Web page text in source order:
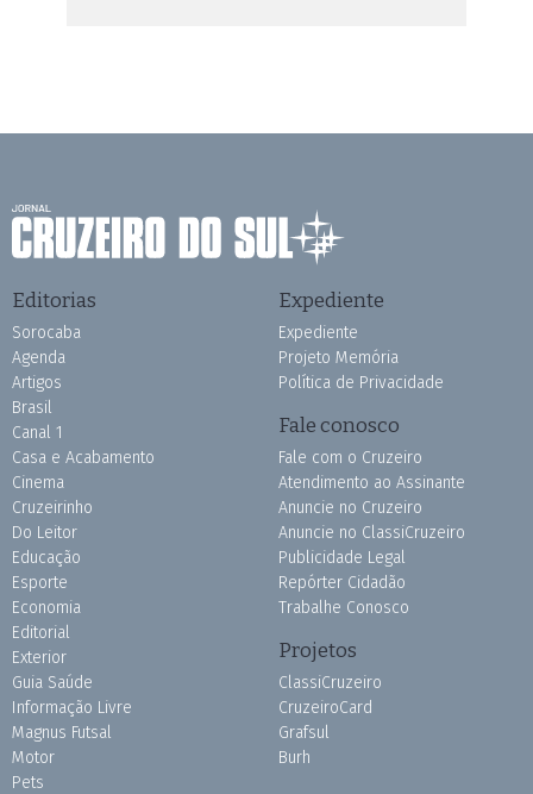
Editorias
Sorocaba
Agenda
Artigos
Brasil
Canal 1
Casa e Acabamento
Cinema
Cruzeirinho
Do Leitor
Educação
Esporte
Economia
Editorial
Exterior
Guia Saúde
Informação Livre
Magnus Futsal
Motor
Pets
Expediente
Expediente
Projeto Memória
Política de Privacidade
Fale conosco
Fale com o Cruzeiro
Atendimento ao Assinante
Anuncie no Cruzeiro
Anuncie no ClassiCruzeiro
Publicidade Legal
Repórter Cidadão
Trabalhe Conosco
Projetos
ClassiCruzeiro
CruzeiroCard
Grafsul
Burh